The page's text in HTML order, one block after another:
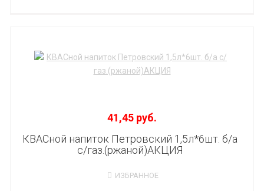
41,45 руб.
КВАСной напиток Петровский 1,5л*6шт. б/а
с/газ.(ржаной)АКЦИЯ
ИЗБРАННОЕ